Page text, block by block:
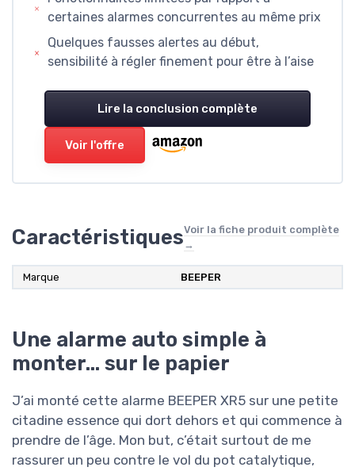
certaines alarmes concurrentes au même prix
Quelques fausses alertes au début,
sensibilité à régler finement pour être à l’aise
Lire la conclusion complète
Voir l'offre
CaractéristiquesVoir la fiche produit complète
→
Marque BEEPER
Une alarme auto simple à
monter… sur le papier
J’ai monté cette alarme BEEPER XR5 sur une petite
citadine essence qui dort dehors et qui commence à
prendre de l’âge. Mon but, c’était surtout de me
rassurer un peu contre le vol du pot catalytique,